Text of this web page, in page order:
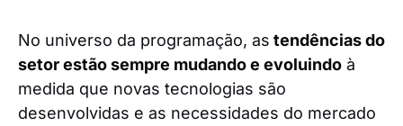
No universo da programação, as tendências do
setor estão sempre mudando e evoluindo à
medida que novas tecnologias são
desenvolvidas e as necessidades do mercado